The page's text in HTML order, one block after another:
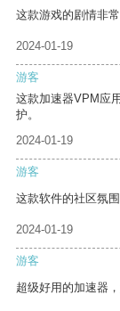
这款游戏的剧情非
2024-01-19
游客
这款加速器VPM应
护。
2024-01-19
游客
这款软件的社区氛
2024-01-19
游客
超级好用的加速器